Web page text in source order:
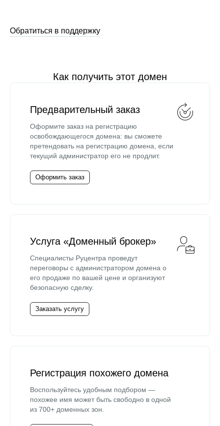
Обратиться в поддержку
Как получить этот домен
Предварительный заказ
Оформите заказ на регистрацию
освобождающегося домена: вы сможете
претендовать на регистрацию домена, если
текущий администратор его не продлит.
Оформить заказ
Услуга «Доменный брокер»
Специалисты Руцентра проведут
переговоры с администратором домена о
его продаже по вашей цене и организуют
безопасную сделку.
Заказать услугу
Регистрация похожего домена
Воспользуйтесь удобным подбором —
похожее имя может быть свободно в одной
из 700+ доменных зон.